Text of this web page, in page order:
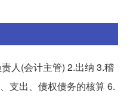
人(会计主管) 2.出纳 3.稽
支出、债权债务的核算 6.